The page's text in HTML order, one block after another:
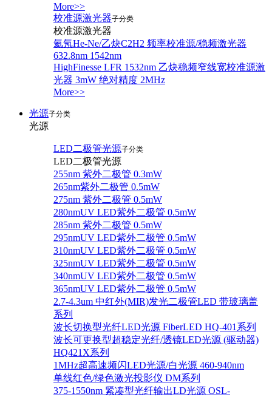
More>>
校准源激光器子分类
校准源激光器
氦氖He-Ne/乙炔C2H2 频率校准源/稳频激光器
632.8nm 1542nm
HighFinesse LFR 1532nm 乙炔稳频窄线宽校准源激
光器 3mW 绝对精度 2MHz
More>>
光源子分类
光源
LED二极管光源子分类
LED二极管光源
255nm 紫外二极管 0.3mW
265nm紫外二极管 0.5mW
275nm 紫外二极管 0.5mW
280nmUV LED紫外二极管 0.5mW
285nm 紫外二极管 0.5mW
295nmUV LED紫外二极管 0.5mW
310nmUV LED紫外二极管 0.5mW
325nmUV LED紫外二极管 0.5mW
340nmUV LED紫外二极管 0.5mW
365nmUV LED紫外二极管 0.5mW
2.7-4.3um 中红外(MIR)发光二极管LED 带玻璃盖
系列
波长切换型光纤LED光源 FiberLED HQ-401系列
波长可更换型超稳定光纤/透镜LED光源 (驱动器)
HQ421X系列
1MHz超高速频闪LED光源/白光源 460-940nm
单线红色/绿色激光投影仪 DM系列
375-1550nm 紧凑型光纤输出LD光源 OSL-